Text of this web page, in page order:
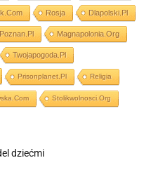
Rosja Dlapolski.pl
Magnapolonia.org
Twojapogoda.pl
Prisonplanet.pl Religia
Stolikwolnosci.org
dziećmi